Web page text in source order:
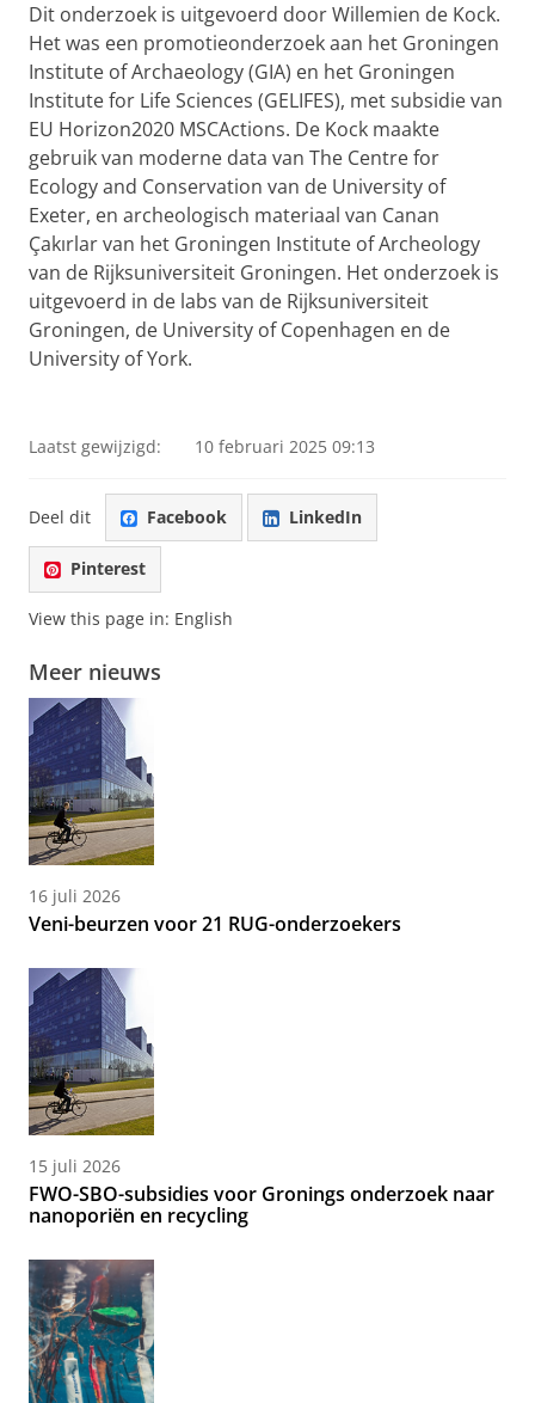
Dit onderzoek is uitgevoerd door Willemien de Kock.
Het was een promotieonderzoek aan het Groningen
Institute of Archaeology (GIA) en het Groningen
Institute for Life Sciences (GELIFES), met subsidie van
EU Horizon2020 MSCActions. De Kock maakte
gebruik van moderne data van The Centre for
Ecology and Conservation van de University of
Exeter, en archeologisch materiaal van Canan
Çakırlar van het Groningen Institute of Archeology
van de Rijksuniversiteit Groningen. Het onderzoek is
uitgevoerd in de labs van de Rijksuniversiteit
Groningen, de University of Copenhagen en de
University of York.
Laatst gewijzigd: 10 februari 2025 09:13
Deel dit Facebook LinkedIn
Pinterest
View this page in: English
Meer nieuws
16 juli 2026
Veni-beurzen voor 21 RUG-onderzoekers
15 juli 2026
FWO-SBO-subsidies voor Gronings onderzoek naar
nanoporiën en recycling